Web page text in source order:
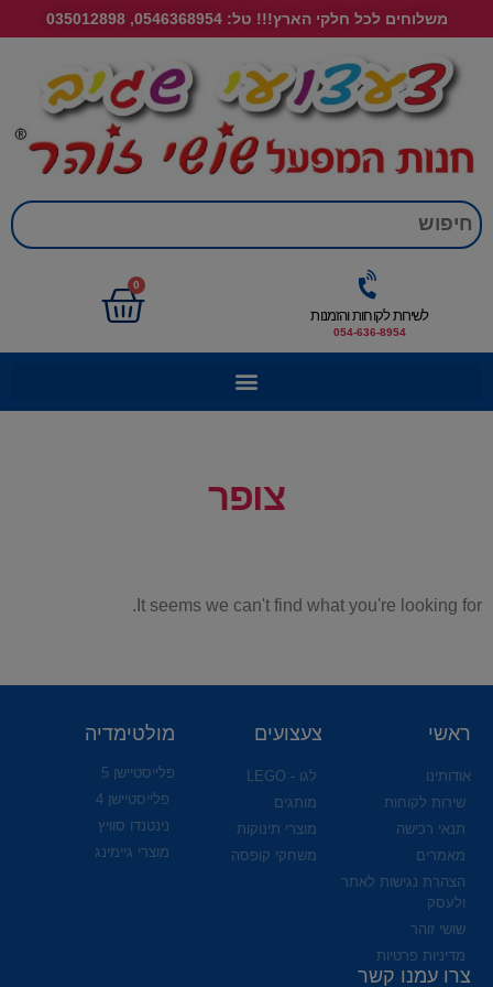
משלוחים לכל חלקי הארץ!!! טל: 0546368954, 035012898
לשירות לקוחות והזמנות
054-636-8954
0
צופר
It seems we can't find what you're looking for.
ראשי
אודותינו
שירות לקוחות
תנאי רכישה
מאמרים
הצהרת נגישות לאתר
ולעסק
שושי זוהר
מדיניות פרטיות
צעצועים
לגו - LEGO
מותגים
מוצרי תינוקות
משחקי קופסה
מולטימדיה
פלייסטיישן 5
פלייסטיישן 4
נינטנדו סוויץ
מוצרי גיימינג
צרו עמנו קשר